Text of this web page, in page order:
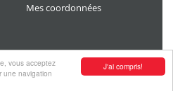
J'ai compris!
vous acceptez
une navigation
Mes coordonnées
.